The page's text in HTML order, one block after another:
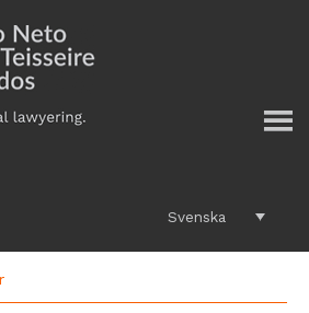
Svenska